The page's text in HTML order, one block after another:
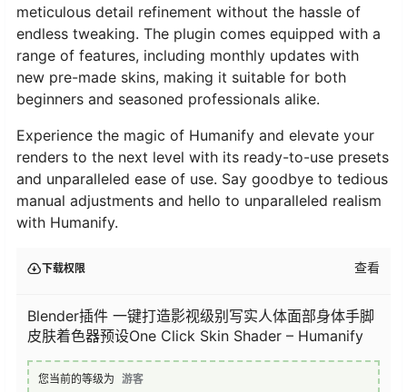
meticulous detail refinement without the hassle of
endless tweaking. The plugin comes equipped with a
range of features, including monthly updates with
new pre-made skins, making it suitable for both
beginners and seasoned professionals alike.
Experience the magic of Humanify and elevate your
renders to the next level with its ready-to-use presets
and unparalleled ease of use. Say goodbye to tedious
manual adjustments and hello to unparalleled realism
with Humanify.
下载权限 查看
Blender插件 一键打造影视级别写实人体面部身体手脚
皮肤着色器预设One Click Skin Shader – Humanify
您当前的等级为 游客